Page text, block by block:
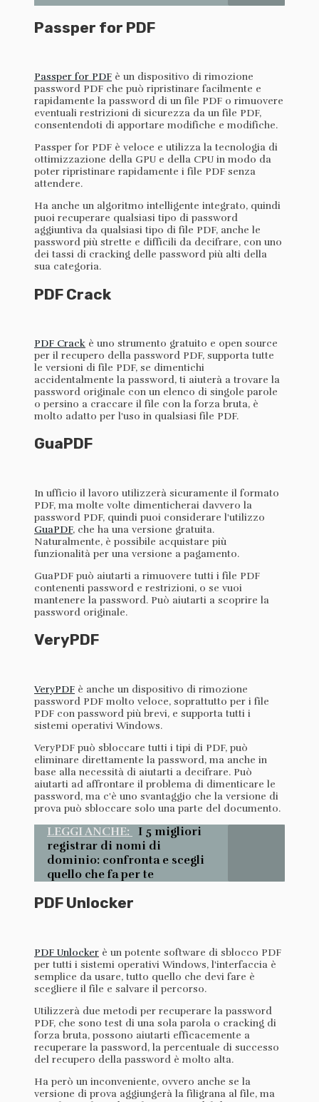
Passper for PDF
Passper for PDF è un dispositivo di rimozione
password PDF che può ripristinare facilmente e
rapidamente la password di un file PDF o rimuovere
eventuali restrizioni di sicurezza da un file PDF,
consentendoti di apportare modifiche e modifiche.
Passper for PDF è veloce e utilizza la tecnologia di
ottimizzazione della GPU e della CPU in modo da
poter ripristinare rapidamente i file PDF senza
attendere.
Ha anche un algoritmo intelligente integrato, quindi
puoi recuperare qualsiasi tipo di password
aggiuntiva da qualsiasi tipo di file PDF, anche le
password più strette e difficili da decifrare, con uno
dei tassi di cracking delle password più alti della
sua categoria.
PDF Crack
PDF Crack è uno strumento gratuito e open source
per il recupero della password PDF, supporta tutte
le versioni di file PDF, se dimentichi
accidentalmente la password, ti aiuterà a trovare la
password originale con un elenco di singole parole
o persino a craccare il file con la forza bruta, è
molto adatto per l'uso in qualsiasi file PDF.
GuaPDF
In ufficio il lavoro utilizzerà sicuramente il formato
PDF, ma molte volte dimenticherai davvero la
password PDF, quindi puoi considerare l'utilizzo
GuaPDF, che ha una versione gratuita.
Naturalmente, è possibile acquistare più
funzionalità per una versione a pagamento.
GuaPDF può aiutarti a rimuovere tutti i file PDF
contenenti password e restrizioni, o se vuoi
mantenere la password. Può aiutarti a scoprire la
password originale.
VeryPDF
VeryPDF è anche un dispositivo di rimozione
password PDF molto veloce, soprattutto per i file
PDF con password più brevi, e supporta tutti i
sistemi operativi Windows.
VeryPDF può sbloccare tutti i tipi di PDF, può
eliminare direttamente la password, ma anche in
base alla necessità di aiutarti a decifrare. Può
aiutarti ad affrontare il problema di dimenticare le
password, ma c'è uno svantaggio che la versione di
prova può sbloccare solo una parte del documento.
LEGGI ANCHE:
I 5 migliori
registrar di nomi di
dominio: confronta e scegli
quello che fa per te
PDF Unlocker
PDF Unlocker è un potente software di sblocco PDF
per tutti i sistemi operativi Windows, l'interfaccia è
semplice da usare, tutto quello che devi fare è
scegliere il file e salvare il percorso.
Utilizzerà due metodi per recuperare la password
PDF, che sono test di una sola parola o cracking di
forza bruta, possono aiutarti efficacemente a
recuperare la password, la percentuale di successo
del recupero della password è molto alta.
Ha però un inconveniente, ovvero anche se la
versione di prova aggiungerà la filigrana al file, ma